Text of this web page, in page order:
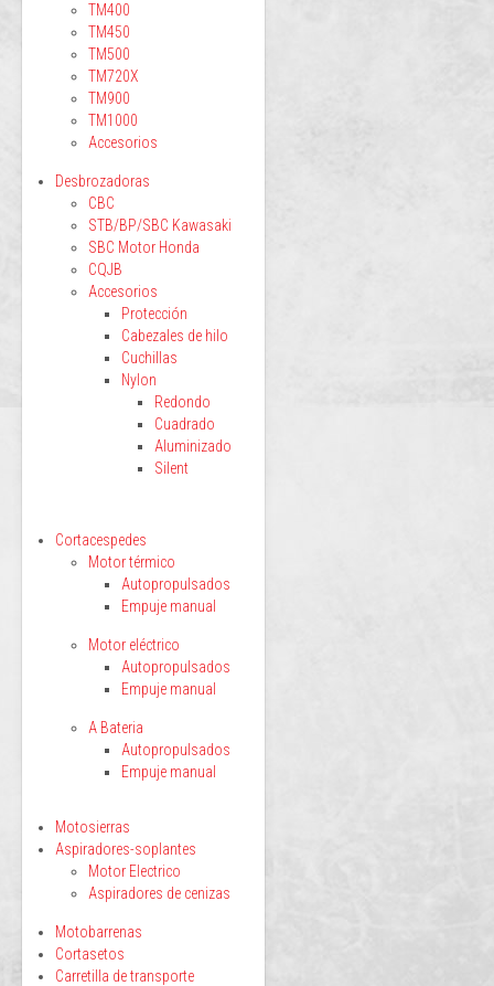
TM400
TM450
TM500
TM720X
TM900
TM1000
Accesorios
Desbrozadoras
CBC
STB/BP/SBC Kawasaki
SBC Motor Honda
CQJB
Accesorios
Protección
Cabezales de hilo
Cuchillas
Nylon
Redondo
Cuadrado
Aluminizado
Silent
Cortacespedes
Motor térmico
Autopropulsados
Empuje manual
Motor eléctrico
Autopropulsados
Empuje manual
A Bateria
Autopropulsados
Empuje manual
Motosierras
Aspiradores-soplantes
Motor Electrico
Aspiradores de cenizas
Motobarrenas
Cortasetos
Carretilla de transporte